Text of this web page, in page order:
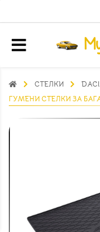
СТЕЛКИ
ГУМЕНИ СТЕЛКИ ЗА